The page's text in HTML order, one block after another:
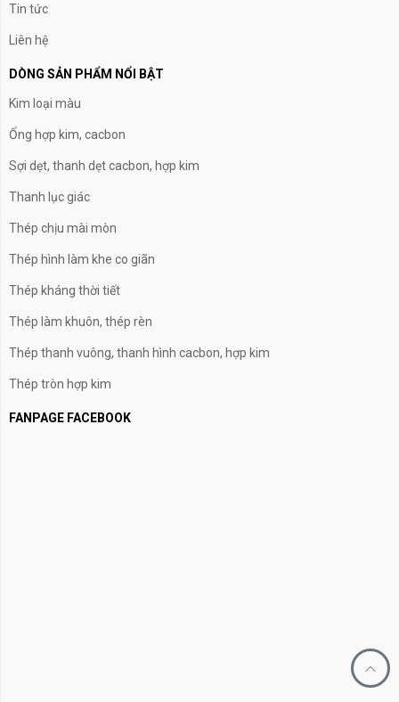
Tin tức
Liên hệ
DÒNG SẢN PHẨM NỔI BẬT
Kim loại màu
Ống hợp kim, cacbon
Sợi dẹt, thanh dẹt cacbon, hợp kim
Thanh lục giác
Thép chịu mài mòn
Thép hình làm khe co giãn
Thép kháng thời tiết
Thép làm khuôn, thép rèn
Thép thanh vuông, thanh hình cacbon, hợp kim
Thép tròn hợp kim
FANPAGE FACEBOOK